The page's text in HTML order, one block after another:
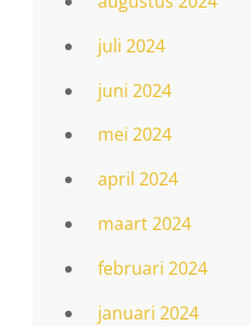
juli 2024
juni 2024
mei 2024
april 2024
maart 2024
februari 2024
januari 2024